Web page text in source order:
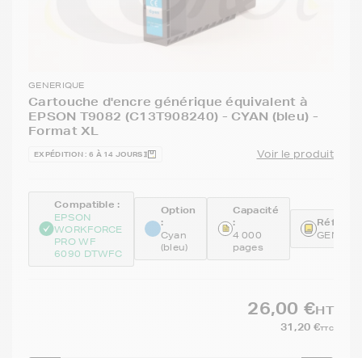
GENERIQUE
Cartouche d'encre générique équivalent à
EPSON T9082 (C13T908240) - CYAN (bleu) -
Format XL
EXPÉDITION : 6 À 14 JOURS Voir le produit
Compatible :
EPSON
WORKFORCE
PRO WF
6090 DTWFC
Option
:
Cyan
(bleu)
Capacité
:
4 000
pages
26,00 €HT
31,20 €TTC